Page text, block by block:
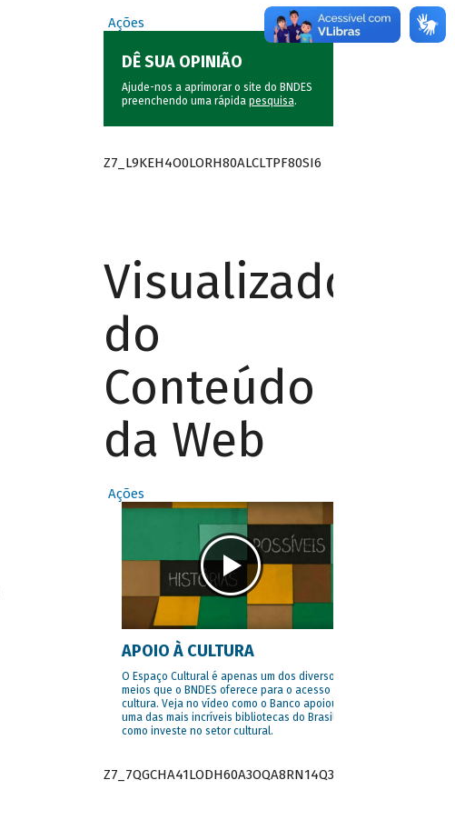
Ações
DÊ SUA OPINIÃO
Ajude-nos a aprimorar o site do BNDES
preenchendo uma rápida pesquisa.
Z7_L9KEH4O0LORH80ALCLTPF80SI6
Visualizador
do
Conteúdo
da Web
Ações
APOIO À CULTURA
O Espaço Cultural é apenas um dos diversos
meios que o BNDES oferece para o acesso à
cultura. Veja no vídeo como o Banco apoiou
uma das mais incríveis bibliotecas do Brasil e
como investe no setor cultural.
Z7_7QGCHA41LODH60A3OQA8RN14Q3